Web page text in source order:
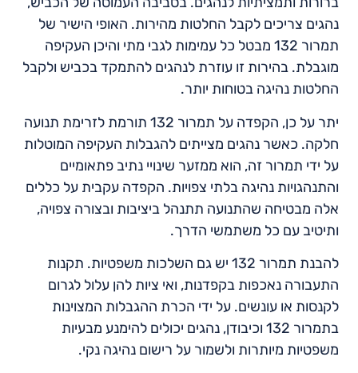
נהגים צריכים לקבל החלטות מהירות. האופי הישיר של
תמרור 132 מבטל כל עמימות לגבי מתי והיכן העקיפה
מוגבלת. בהירות זו עוזרת לנהגים להתמקד בכביש ולקבל
החלטות נהיגה בטוחות יותר.
יתר על כן, הקפדה על תמרור 132 תורמת לזרימת תנועה
חלקה. כאשר נהגים מצייתים להגבלות העקיפה המוטלות
על ידי תמרור זה, הוא ממזער שינויי נתיב פתאומיים
והתנהגויות נהיגה בלתי צפויות. הקפדה עקבית על כללים
אלה מבטיחה שהתנועה תתנהל ביציבות ובצורה צפויה,
ותיטיב עם כל משתמשי הדרך.
להבנת תמרור 132 יש גם השלכות משפטיות. תקנות
התעבורה נאכפות בקפדנות, ואי ציות להן עלול לגרום
לקנסות או עונשים. על ידי הכרת ההגבלות המצוינות
בתמרור 132 וכיבודן, נהגים יכולים להימנע מבעיות
משפטיות מיותרות ולשמור על רישום נהיגה נקי.